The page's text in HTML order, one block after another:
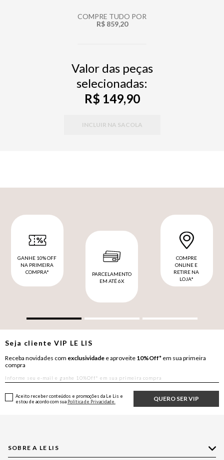
COMPRE TUDO POR
R$ 859,20
Valor das peças
selecionadas:
R$ 149,90
INCLUIR NA SACOLA
GANHE 10% OFF
NA PRIMEIRA
COMPRA*
PARCELAMENTO
EM ATÉ 6X
COMPRE
ONLINE E
RETIRE NA
LOJA*
Seja clienteVIP LE LIS
Receba novidades com exclusividade e aproveite 10%Off* em sua primeira
compra
QUERO SER VIP
Aceito receber conteúdos e promoções da Le Lis e
estou de acordo com sua Política de Privacidade.
SOBRE A LE LIS